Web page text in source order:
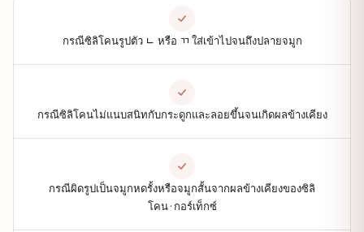
กรณีซิลิโคนรูปตัว ㄴ หรือ ㄲ ใส่เข้าไปจนถึงปลายจมูก
กรณีซิลิโคนไม่แนบสนิทกับกระดูกและลอยขึ้นจนเกิดผลข้างเคียง
กรณีผิดรูปเป็นจมูกหดรั้งหรือจมูกสั้นจากผลข้างเคียงของซิลิ
โคน·กอร์เท็กซ์